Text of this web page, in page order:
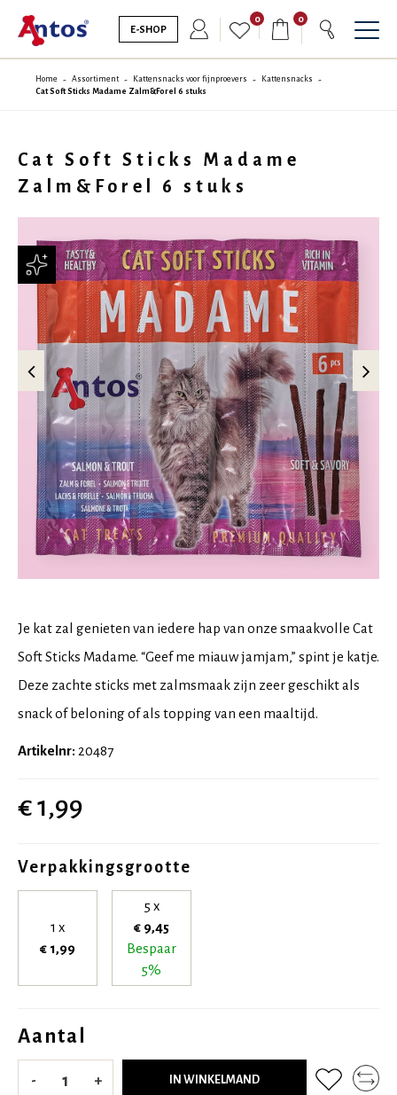
E-SHOP
0 0
Home Assortiment Kattensnacks voor fijnproevers
Kattensnacks
Cat Soft Sticks Madame Zalm&Forel 6 stuks
Cat Soft Sticks Madame
Zalm&Forel 6 stuks
Je kat zal genieten van iedere hap van onze smaakvolle Cat
Soft Sticks Madame. “Geef me miauw jamjam,” spint je katje.
Deze zachte sticks met zalmsmaak zijn zeer geschikt als
snack of beloning of als topping van een maaltijd.
Artikelnr: 20487
€ 1,99
Verpakkingsgrootte
1 x
€ 1,99
5 x
€ 9,45
Bespaar
5%
Aantal
- + IN WINKELMAND